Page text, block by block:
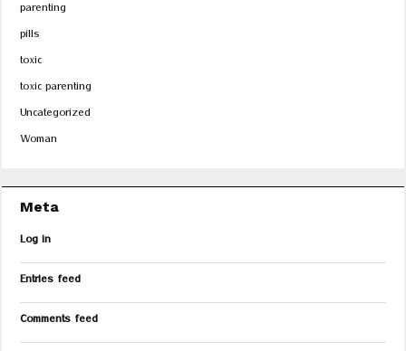
parenting
pills
toxic
toxic parenting
Uncategorized
Woman
Meta
Log in
Entries feed
Comments feed